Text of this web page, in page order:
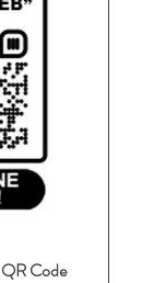
Code